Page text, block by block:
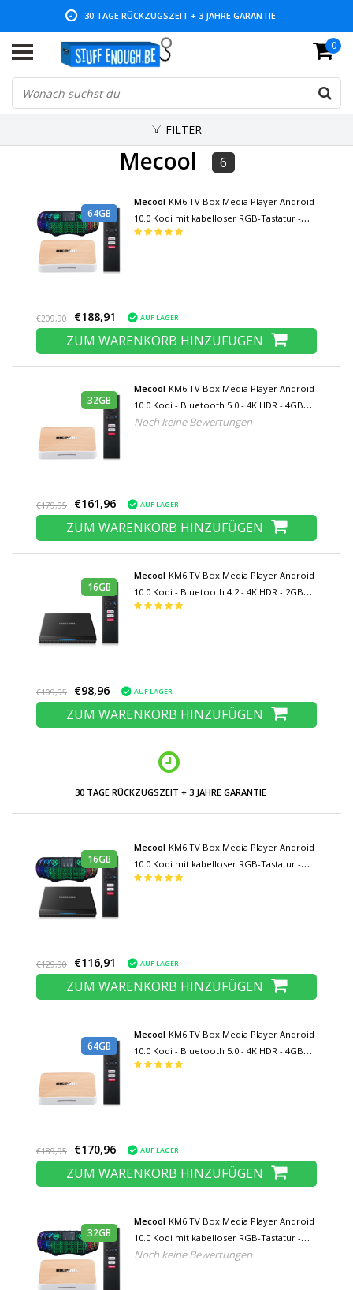
30 TAGE RÜCKZUGSZEIT + 3 JAHRE GARANTIE
NIEDRIGE PREISE UND GROSSE AUSWAHL 0
FILTER
Mecool 6
64GB
Mecool KM6 TV Box Media Player Android
10.0 Kodi mit kabelloser RGB-Tastatur -
Bluetooth 5.0 - 4K HDR - 4GB RAM - 64GB
€209,90 €188,91 AUF LAGER
ZUM WARENKORB HINZUFÜGEN
32GB
Mecool KM6 TV Box Media Player Android
10.0 Kodi - Bluetooth 5.0 - 4K HDR - 4GB
RAM - 32GB Speicher
Noch keine Bewertungen
€179,95 €161,96 AUF LAGER
ZUM WARENKORB HINZUFÜGEN
16GB
Mecool KM6 TV Box Media Player Android
10.0 Kodi - Bluetooth 4.2 - 4K HDR - 2GB
RAM - 16GB Speicher
€109,95 €98,96 AUF LAGER
ZUM WARENKORB HINZUFÜGEN
30 TAGE RÜCKZUGSZEIT + 3 JAHRE GARANTIE
16GB
Mecool KM6 TV Box Media Player Android
10.0 Kodi mit kabelloser RGB-Tastatur -
Bluetooth 4.2 - 4K HDR - 2GB RAM - 16GB
€129,90 €116,91 AUF LAGER
ZUM WARENKORB HINZUFÜGEN
64GB
Mecool KM6 TV Box Media Player Android
10.0 Kodi - Bluetooth 5.0 - 4K HDR - 4GB
RAM - 64GB Speicher
€189,95 €170,96 AUF LAGER
ZUM WARENKORB HINZUFÜGEN
32GB
Mecool KM6 TV Box Media Player Android
10.0 Kodi mit kabelloser RGB-Tastatur -
Bluetooth 5.0 - 4K HDR - 4GB RAM - 32GB
Noch keine Bewertungen